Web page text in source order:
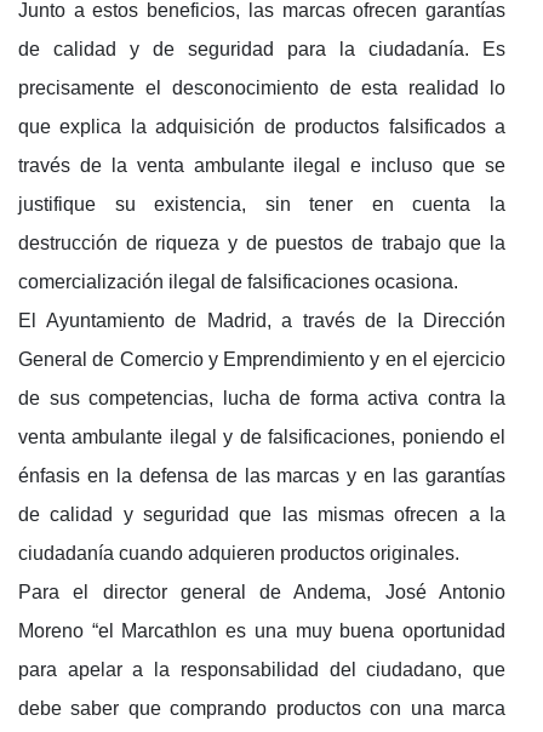
Junto a estos beneficios, las marcas ofrecen garantías
de calidad y de seguridad para la ciudadanía. Es
precisamente el desconocimiento de esta realidad lo
que explica la adquisición de productos falsificados a
través de la venta ambulante ilegal e incluso que se
justifique su existencia, sin tener en cuenta la
destrucción de riqueza y de puestos de trabajo que la
comercialización ilegal de falsificaciones ocasiona.
El Ayuntamiento de Madrid, a través de la Dirección
General de Comercio y Emprendimiento y en el ejercicio
de sus competencias, lucha de forma activa contra la
venta ambulante ilegal y de falsificaciones, poniendo el
énfasis en la defensa de las marcas y en las garantías
de calidad y seguridad que las mismas ofrecen a la
ciudadanía cuando adquieren productos originales.
Para el director general de Andema, José Antonio
Moreno “el Marcathlon es una muy buena oportunidad
para apelar a la responsabilidad del ciudadano, que
debe saber que comprando productos con una marca